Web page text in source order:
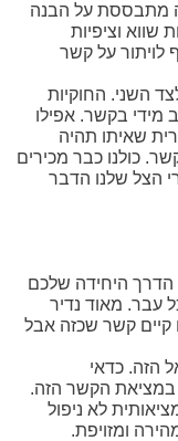
מתבססת על הבנה
שווא וציפיות
לויתור על קשר
השני. החוקיות
מידי בקשר. אפילו
שאיתו תהיה
כולנו כבר מכירים
הצל שלנו הדבר
הדרך היחידה שלכם
עבר. מאוד נדיר
קיים קשר שכזה אבל
הזה. כדאי
במציאת הקשר הזה.
לא ניפול
ומזויפת.